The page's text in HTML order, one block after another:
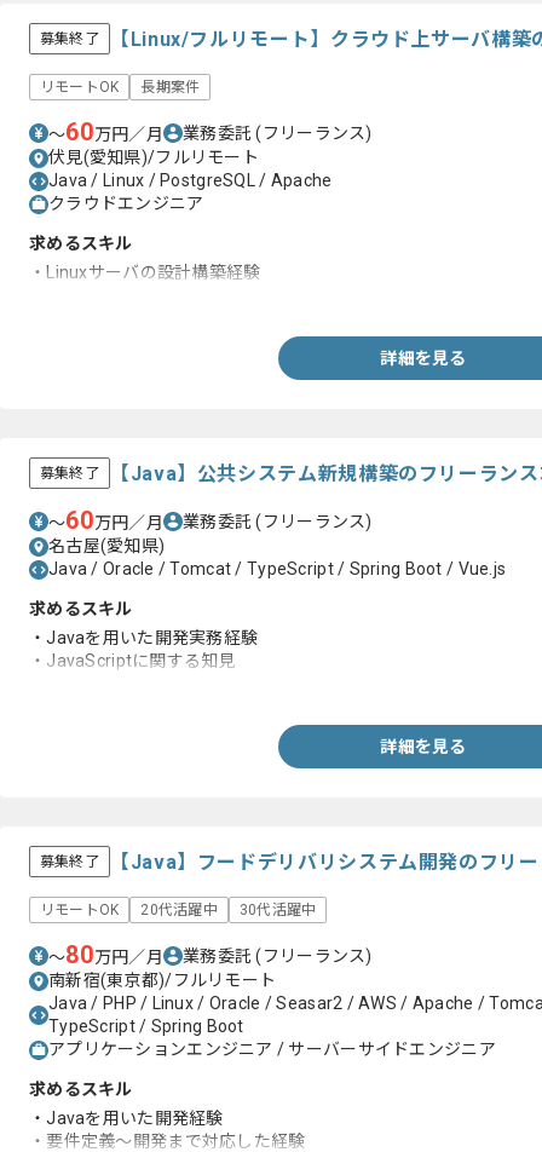
募集終了 【Linux/フルリモート】クラウド上サーバ構
リモートOK 長期案件
〜60万円／月 業務委託(フリーランス)
伏見(愛知県)/フルリモート
Java / Linux / PostgreSQL / Apache
クラウドエンジニア
求めるスキル
・Linuxサーバの設計構築経験
詳細を見る
募集終了 【Java】公共システム新規構築のフリーラン
〜60万円／月 業務委託(フリーランス)
名古屋(愛知県)
Java / Oracle / Tomcat / TypeScript / Spring Boot / Vue.js
求めるスキル
・Javaを用いた開発実務経験
・JavaScriptに関する知見
詳細を見る
募集終了 【Java】フードデリバリシステム開発のフリ
リモートOK 20代活躍中 30代活躍中
〜80万円／月 業務委託(フリーランス)
南新宿(東京都)/フルリモート
Java / PHP / Linux / Oracle / Seasar2 / AWS / Apache /
TypeScript / Spring Boot
アプリケーションエンジニア / サーバーサイドエンジニア
求めるスキル
・Javaを用いた開発経験
・要件定義～開発まで対応した経験